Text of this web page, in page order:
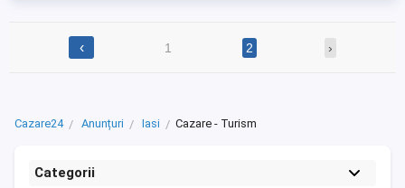
‹ 1 2 ›
Cazare24 Anunțuri Iasi Cazare - Turism
Categorii